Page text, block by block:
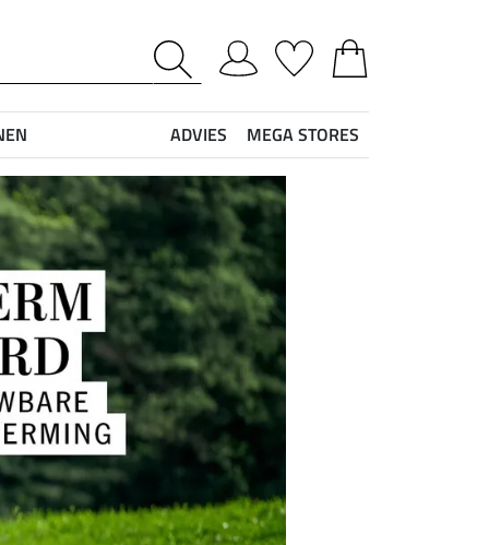
ADVIES MEGA STORES